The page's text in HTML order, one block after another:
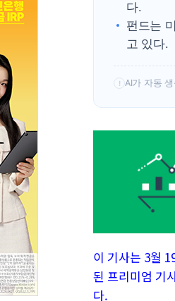
다.
펀드는
고 있다.
! AI가 자동
이 기사는 3월
된 프리미엄 기
다.